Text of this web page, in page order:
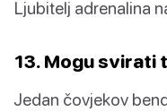
Ljubitelj adrenalina
13. Mogu svirati
Jedan čovjekov